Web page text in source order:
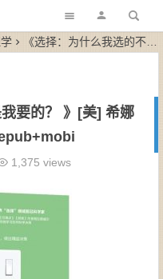
《选择：为什么我选的不是我要的？ 》[美] 希娜·艾扬格(Sheena Iyengar)-epub+mobi
要的？ 》[美] 希娜
1,375 views